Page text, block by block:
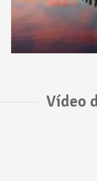
Vídeo